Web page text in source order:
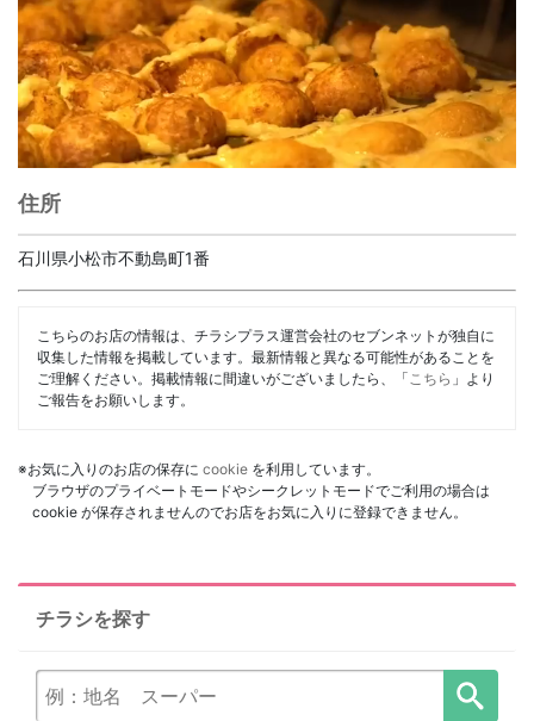
住所
石川県小松市不動島町1番
こちらのお店の情報は、チラシプラス運営会社のセブンネットが独自に
収集した情報を掲載しています。最新情報と異なる可能性があることを
ご理解ください。掲載情報に間違いがございましたら、「 こちら 」より
ご報告をお願いします。
※お気に入りのお店の保存に cookie を利用しています。
ブラウザのプライベートモードやシークレットモードでご利用の場合は
cookie が保存されませんのでお店をお気に入りに登録できません。
チラシを探す